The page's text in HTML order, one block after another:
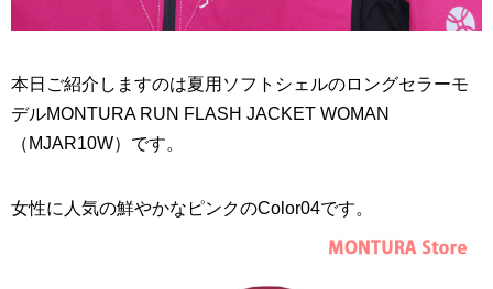
本日ご紹介しますのは夏用ソフトシェルのロングセラーモ
デルMONTURA RUN FLASH JACKET WOMAN
（MJAR10W）です。
女性に人気の鮮やかなピンクのColor04です。